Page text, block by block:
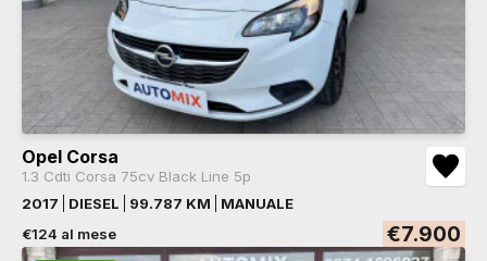
Opel Corsa
1.3 Cdti Corsa 75cv Black Line 5p
2017
DIESEL 99.787 KM
MANUALE
€124 al mese
€7.900